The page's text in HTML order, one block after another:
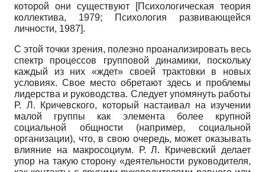
которой они существуют
[Психологическая теория
коллектива, 1979;
Психология развивающейся
личности, 1987].
С этой точки зрения, полезно про­анализировать весь
спектр процессов групповой динамики, поскольку
каж­дый из них «ждет» своей трактовки в новых
условиях. Свое место обретают здесь и проблемы
лидерства и руковод­ства. Следует упомянуть работы
Р. Л. Кричевского, который настаивал на изучении
малой группы как элемен­та более крупной
социальной общности (например, социальной
организации), что, в свою очередь, может оказывать
влияние на макросоциум. Р. Л. Кричев­ский делает
упор на такую сторону «де­ятельности руководителя,